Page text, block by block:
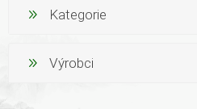
Kategorie
Výrobci